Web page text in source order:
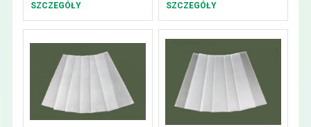
SZCZEGÓŁY SZCZEGÓŁY